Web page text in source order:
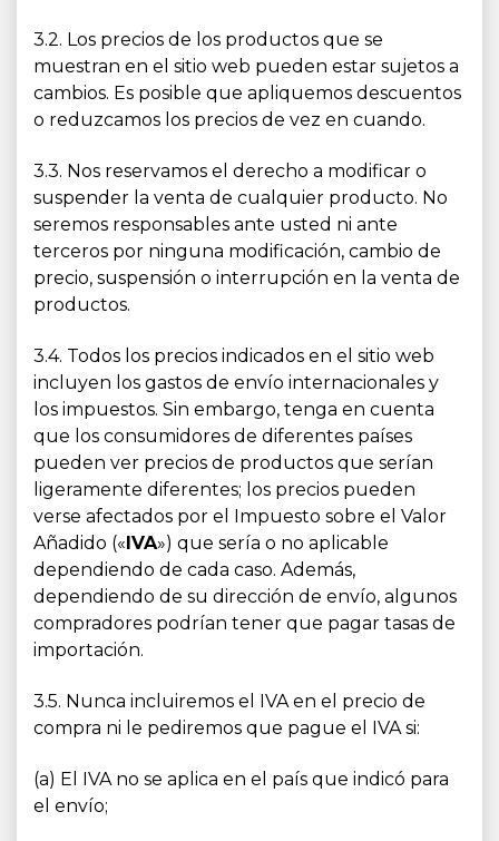
3.2. Los precios de los productos que se
muestran en el sitio web pueden estar sujetos a
cambios. Es posible que apliquemos descuentos
o reduzcamos los precios de vez en cuando.
3.3. Nos reservamos el derecho a modificar o
suspender la venta de cualquier producto. No
seremos responsables ante usted ni ante
terceros por ninguna modificación, cambio de
precio, suspensión o interrupción en la venta de
productos.
3.4. Todos los precios indicados en el sitio web
incluyen los gastos de envío internacionales y
los impuestos. Sin embargo, tenga en cuenta
que los consumidores de diferentes países
pueden ver precios de productos que serían
ligeramente diferentes; los precios pueden
verse afectados por el Impuesto sobre el Valor
Añadido («IVA») que sería o no aplicable
dependiendo de cada caso. Además,
dependiendo de su dirección de envío, algunos
compradores podrían tener que pagar tasas de
importación.
3.5. Nunca incluiremos el IVA en el precio de
compra ni le pediremos que pague el IVA si:
(a) El IVA no se aplica en el país que indicó para
el envío;